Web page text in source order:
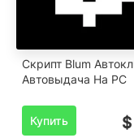
Скрипт Blum
Автовыдача На PC
Купить